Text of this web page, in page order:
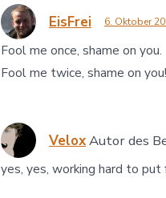
EisFrei 6. Oktober
Fool me once, shame on you.
Fool me twice, shame on you!
VeloxAutor des
yes, yes, working hard to put